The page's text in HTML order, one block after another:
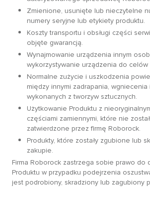
Zmienione, usunięte lub nieczytelne
numery seryjne lub etykiety produktu.
Koszty transportu i obsługi części
objęte gwarancją.
Wynajmowanie urządzenia innym
wykorzystywanie urządzenia do celów
Normalne zużycie i uszkodzenia
między innymi zadrapania,
wykonanych z tworzyw sztucznych.
Użytkowanie Produktu z
częściami zamiennymi, które nie
zatwierdzone przez firmę Roborock.
Produkty, które zostały zgubione lub
zakupie.
Firma Roborock zastrzega sobie prawo do
Produktu w przypadku podejrzenia
jest podrobiony, skradziony lub zagubiony